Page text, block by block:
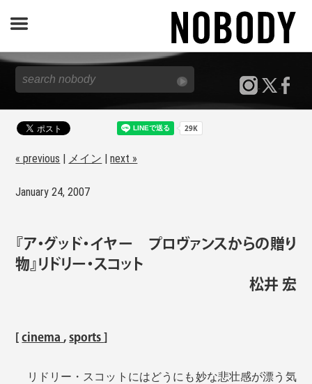
JOURNAL
SPECIAL
REPORT
NOBODY STORE
« previous メイン |next »
January 24, 2007
『ア・グッド・イヤー プロヴァンスからの贈り
物』リドリー・スコット
松井 宏
[cinema,sports]
リドリー・スコットにはどうにも妙な悲壮感が漂う気